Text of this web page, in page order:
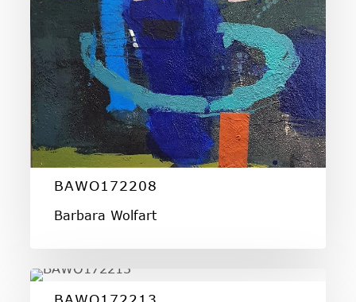
BAWO172208
Barbara Wolfart
BAWO172213